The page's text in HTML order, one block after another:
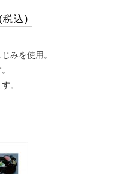
込)
みを使用。
。